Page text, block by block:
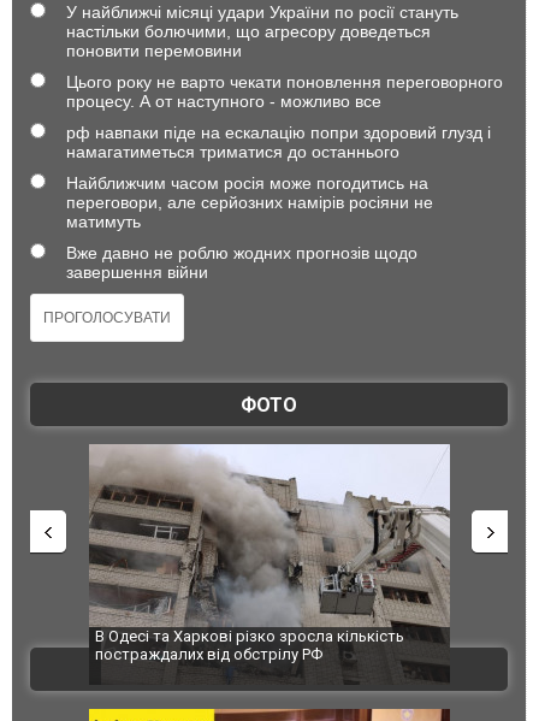
У найближчі місяці удари України по росії стануть
настільки болючими, що агресору доведеться
поновити перемовини
Цього року не варто чекати поновлення переговорного
процесу. А от наступного - можливо все
рф навпаки піде на ескалацію попри здоровий глузд і
намагатиметься триматися до останнього
Найближчим часом росія може погодитись на
переговори, але серйозних намірів росіяни не
матимуть
Вже давно не роблю жодних прогнозів щодо
завершення війни
ФОТО
В Одесі та Харкові різко зросла кількість
постраждалих від обстрілу РФ
Ворог
двоє
після
ВІДЕО